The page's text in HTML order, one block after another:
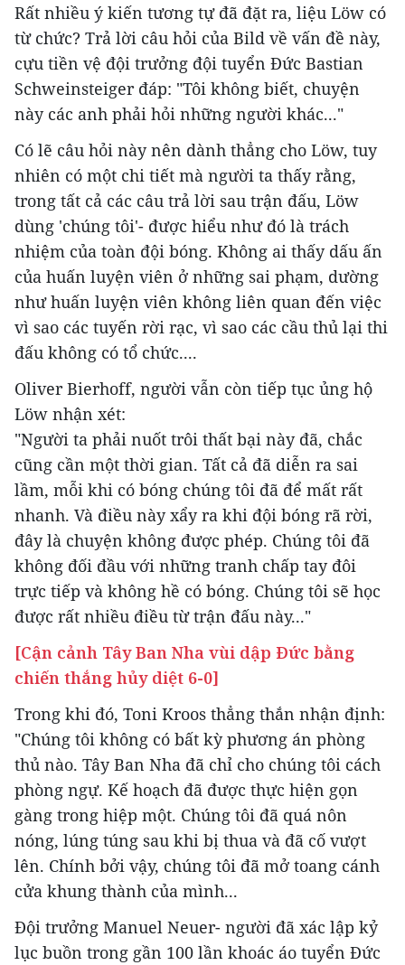
Rất nhiều ý kiến tương tự đã đặt ra, liệu Löw có
từ chức? Trả lời câu hỏi của Bild về vấn đề này,
cựu tiền vệ đội trưởng đội tuyển Đức Bastian
Schweinsteiger đáp: "Tôi không biết, chuyện
này các anh phải hỏi những người khác..."
Có lẽ câu hỏi này nên dành thẳng cho Löw, tuy
nhiên có một chi tiết mà người ta thấy rằng,
trong tất cả các câu trả lời sau trận đấu, Löw
dùng 'chúng tôi'- được hiểu như đó là trách
nhiệm của toàn đội bóng. Không ai thấy dấu ấn
của huấn luyện viên ở những sai phạm, dường
như huấn luyện viên không liên quan đến việc
vì sao các tuyến rời rạc, vì sao các cầu thủ lại thi
đấu không có tổ chức....
Oliver Bierhoff, người vẫn còn tiếp tục ủng hộ
Löw nhận xét:
"Người ta phải nuốt trôi thất bại này đã, chắc
cũng cần một thời gian. Tất cả đã diễn ra sai
lầm, mỗi khi có bóng chúng tôi đã để mất rất
nhanh. Và điều này xẩy ra khi đội bóng rã rời,
đây là chuyện không được phép. Chúng tôi đã
không đối đầu với những tranh chấp tay đôi
trực tiếp và không hề có bóng. Chúng tôi sẽ học
được rất nhiều điều từ trận đấu này..."
[Cận cảnh Tây Ban Nha vùi dập Đức bằng
chiến thắng hủy diệt 6-0]
Trong khi đó, Toni Kroos thẳng thắn nhận định:
"Chúng tôi không có bất kỳ phương án phòng
thủ nào. Tây Ban Nha đã chỉ cho chúng tôi cách
phòng ngự. Kế hoạch đã được thực hiện gọn
gàng trong hiệp một. Chúng tôi đã quá nôn
nóng, lúng túng sau khi bị thua và đã cố vượt
lên. Chính bởi vậy, chúng tôi đã mở toang cánh
cửa khung thành của mình...
Đội trưởng Manuel Neuer- người đã xác lập kỷ
lục buồn trong gần 100 lần khoác áo tuyển Đức